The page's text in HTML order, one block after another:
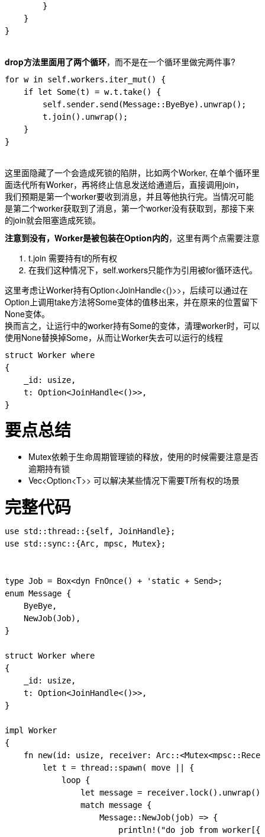
        }
    }
}
drop方法里面用了两个循环，而不是在一个循环里做完两件事?
for w in self.workers.iter_mut() {
    if let Some(t) = w.t.take() {
        self.sender.send(Message::ByeBye).unwrap();
        t.join().unwrap();
    }
}
这里面隐藏了一个会造成死锁的陷阱，比如两个Worker, 在单个循环里
面迭代所有Worker，再将终止信息发送给通道后，直接调用join，
我们预期是第一个worker要收到消息，并且等他执行完。当情况可能
是第二个worker获取到了消息，第一个worker没有获取到，那接下来
的join就会阻塞造成死锁。
注意到没有，Worker是被包装在Option内的，这里有两个点需要注意
t.join 需要持有t的所有权
在我们这种情况下，self.workers只能作为引用被for循环迭代。
这里考虑让Worker持有Option<JoinHandle<()>>，后续可以通过在
Option上调用take方法将Some变体的值移出来，并在原来的位置留下
None变体。
换而言之，让运行中的worker持有Some的变体，清理worker时，可以
使用None替换掉Some，从而让Worker失去可以运行的线程
struct Worker where
{
    _id: usize,
    t: Option<JoinHandle<()>>,
要点总结
Mutex依赖于生命周期管理锁的释放，使用的时候需要注意是否
逾期持有锁
Vec<Option<T>> 可以解决某些情况下需要T所有权的场景
完整代码
use std::thread::{self, JoinHandle};
use std::sync::{Arc, mpsc, Mutex};
type Job = Box<dyn FnOnce() + 'static + Send>;
enum Message {
    ByeBye,
    NewJob(Job),
}
struct Worker where
{
    _id: usize,
    t: Option<JoinHandle<()>>,
}
impl Worker
{
fn new(id: usize, receiver:
        let t = thread::spawn( move || {
            loop {
let message =
                match message {
                    Message::NewJob(job) => {
println!("do job from